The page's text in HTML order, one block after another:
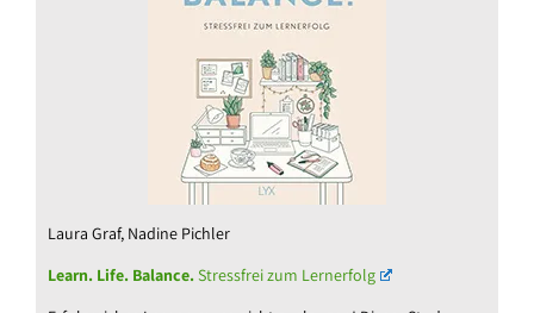
Laura Graf, Nadine Pichler
Learn. Life. Balance.Stressfrei zum Lernerfolg